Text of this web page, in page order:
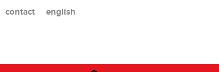
contact english